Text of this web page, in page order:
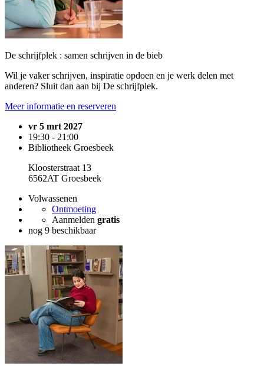
De schrijfplek : samen schrijven in de bieb
Wil je vaker schrijven, inspiratie opdoen en je werk delen met
anderen? Sluit dan aan bij De schrijfplek.
Meer informatie en reserveren
vr 5 mrt 2027
19:30 - 21:00
Bibliotheek Groesbeek
Kloosterstraat 13
6562AT Groesbeek
Volwassenen
Ontmoeting
Aanmelden gratis
nog 9 beschikbaar